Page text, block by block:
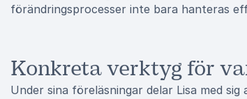
förändringsprocesser inte bara hanteras
Konkreta verktyg för
Under sina föreläsningar delar Lisa med